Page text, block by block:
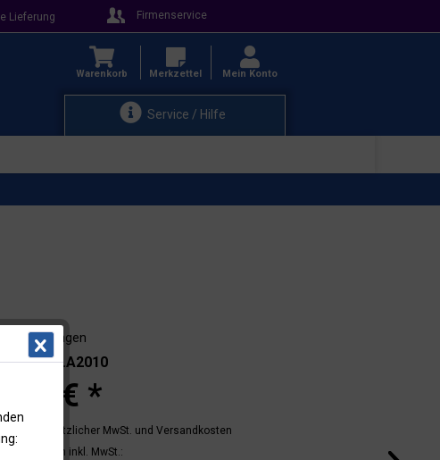
Lieferung Firmenservice
Service / Hilfe
Warenkorb Merkzettel Mein Konto
3-4 Tagen
Nr.: 11.A2010
€ *
zzgl. gesetzlicher MwSt. und Versandkosten
in Klammern inkl. MwSt.: